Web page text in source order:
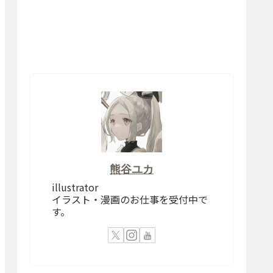
熊谷ユカ
illustrator
イラスト・漫画のお仕事を受付中で
す。